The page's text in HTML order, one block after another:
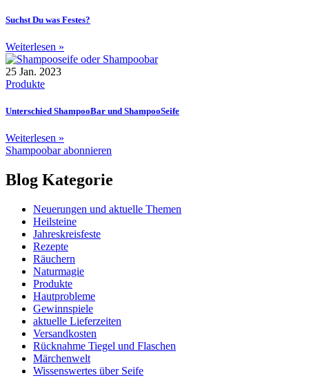
Suchst Du was Festes?
Weiterlesen »
25 Jan. 2023
Produkte
Unterschied ShampooBar und ShampooSeife
Weiterlesen »
Shampoobar abonnieren
Blog Kategorie
Neuerungen und aktuelle Themen
Heilsteine
Jahreskreisfeste
Rezepte
Räuchern
Naturmagie
Produkte
Hautprobleme
Gewinnspiele
aktuelle Lieferzeiten
Versandkosten
Rücknahme Tiegel und Flaschen
Märchenwelt
Wissenswertes über Seife